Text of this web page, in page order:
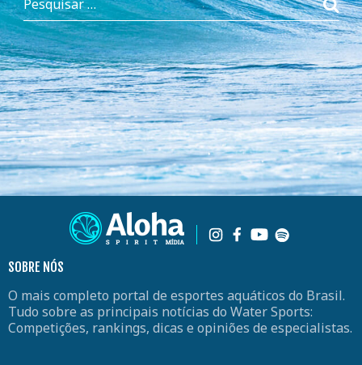
SOBRE NÓS
O mais completo portal de esportes aquáticos do Brasil.
Tudo sobre as principais notícias do Water Sports:
Competições, rankings, dicas e opiniões de especialistas.